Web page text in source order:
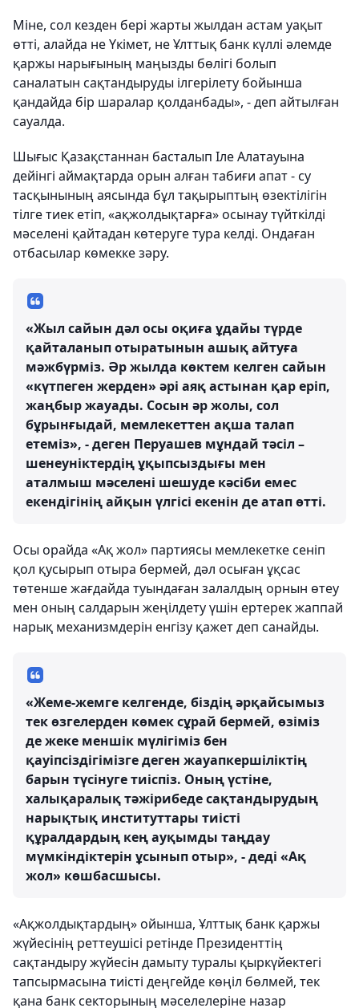
Міне, сол кезден бері жарты жылдан астам уақыт
өтті, алайда не Үкімет, не Ұлттық банк күллі әлемде
қаржы нарығының маңызды бөлігі болып
саналатын сақтандыруды ілгерілету бойынша
қандайда бір шаралар қолданбады», - деп айтылған
сауалда.
Шығыс Қазақстаннан басталып Іле Алатауына
дейінгі аймақтарда орын алған табиғи апат - су
тасқынының аясында бұл тақырыптың өзектілігін
тілге тиек етіп, «ақжолдықтарға» осынау түйткілді
мәселені қайтадан көтеруге тура келді. Ондаған
отбасылар көмекке зәру.
«Жыл сайын дәл осы оқиға ұдайы түрде
қайталанып отыратынын ашық айтуға
мәжбүрміз. Әр жылда көктем келген сайын
«күтпеген жерден» әрі аяқ астынан қар еріп,
жаңбыр жауады. Сосын әр жолы, сол
бұрынғыдай, мемлекеттен ақша талап
етеміз», - деген Перуашев мұндай тәсіл –
шенеуніктердің ұқыпсыздығы мен
аталмыш мәселені шешуде кәсіби емес
екендігінің айқын үлгісі екенін де атап өтті.
Осы орайда «Ақ жол» партиясы мемлекетке сеніп
қол қусырып отыра бермей, дәл осыған ұқсас
төтенше жағдайда туындаған залалдың орнын өтеу
мен оның салдарын жеңілдету үшін ертерек жаппай
нарық механизмдерін енгізу қажет деп санайды.
«Жеме-жемге келгенде, біздің әрқайсымыз
тек өзгелерден көмек сұрай бермей, өзіміз
де жеке меншік мүлігіміз бен
қауіпсіздігімізге деген жауапкершіліктің
барын түсінуге тиіспіз. Оның үстіне,
халықаралық тәжірибеде сақтандырудың
нарықтық институттары тиісті
құралдардың кең ауқымды таңдау
мүмкіндіктерін ұсынып отыр», - деді «Ақ
жол» көшбасшысы.
«Ақжолдықтардың» ойынша, Ұлттық банк қаржы
жүйесінің реттеушісі ретінде Президенттің
сақтандыру жүйесін дамыту туралы қыркүйектегі
тапсырмасына тиісті деңгейде көңіл бөлмей, тек
қана банк секторының мәселелеріне назар